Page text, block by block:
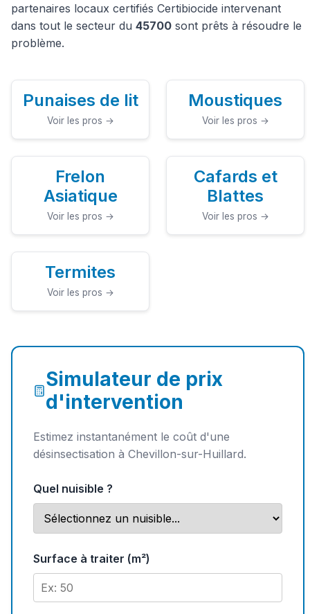
partenaires locaux certifiés Certibiocide intervenant
dans tout le secteur du 45700 sont prêts à résoudre le
problème.
Punaises de lit
Voir les pros →
Moustiques
Voir les pros →
Frelon
Asiatique
Voir les pros →
Cafards et
Blattes
Voir les pros →
Termites
Voir les pros →
Simulateur de prix
d'intervention
Estimez instantanément le coût d'une
désinsectisation à Chevillon-sur-Huillard.
Quel nuisible ?
Surface à traiter (m²)